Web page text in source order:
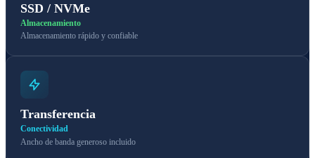
SSD / NVMe
Almacenamiento
Almacenamiento rápido y confiable
Transferencia
Conectividad
Ancho de banda generoso incluido